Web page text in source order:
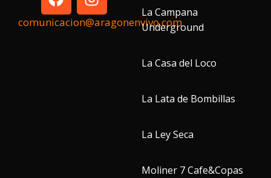
comunicacion@aragonenvivo.com
La Campana
Underground
La Casa del Loco
La Lata de Bombillas
La Ley Seca
Moliner 7 Cafe&Copas